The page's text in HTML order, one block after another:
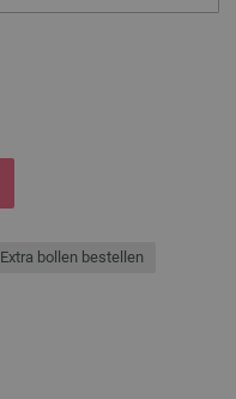
Extra bollen bestellen